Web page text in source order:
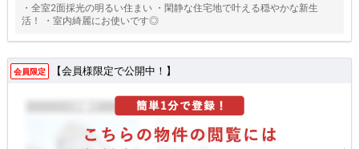
・全室2面採光の明るい住まい ・閑静な住宅地で叶える穏やかな新生
活！ ・室内綺麗にお使いです◎
会員限定 【会員様限定で公開中！】